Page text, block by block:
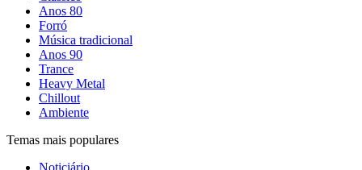
Anos 80
Forró
Música tradicional
Anos 90
Trance
Heavy Metal
Chillout
Ambiente
Temas mais populares